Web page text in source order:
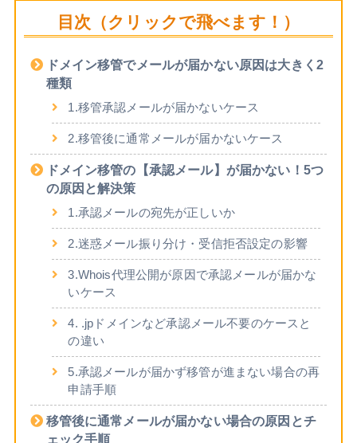
目次（クリックで飛べます！）
ドメイン移管でメールが届かない原因は大きく2
種類
1.移管承認メールが届かないケース
2.移管後に通常メールが届かないケース
ドメイン移管の【承認メール】が届かない！5つ
の原因と解決策
1.承認メールの宛先が正しいか
2.迷惑メール振り分け・受信拒否設定の影響
3.Whois代理公開が原因で承認メールが届かな
いケース
4. .jpドメインなど承認メール不要のケースと
の違い
5.承認メールが届かず移管が進まない場合の再
申請手順
移管後に通常メールが届かない場合の原因とチ
ェック手順